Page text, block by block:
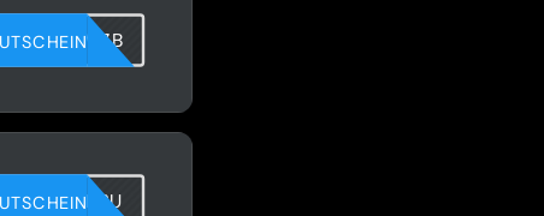
1NIAQ8K2U